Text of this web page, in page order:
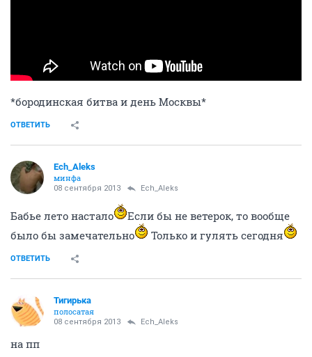
*бородинская битва и день Москвы*
ОТВЕТИТЬ
Ech_Aleks
минфа
08 сентября 2013 Ech_Aleks
Бабье лето настало
Если бы не ветерок, то вообще
было бы замечательно
Только и гулять сегодня
ОТВЕТИТЬ
Тигирька
полосатая
08 сентября 2013 Ech_Aleks
на пп